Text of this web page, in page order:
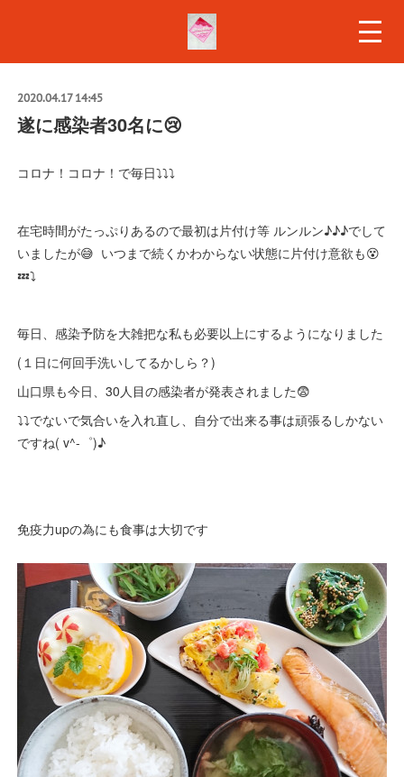
2020.04.17 14:45
遂に感染者30名に😢
コロナ！コロナ！で毎日⤵️⤵️⤵️
在宅時間がたっぷりあるので最初は片付け等 ルンルン♪♪♪でして
いましたが😅 いつまで続くかわからない状態に片付け意欲も😵
💤⤵️
毎日、感染予防を大雑把な私も必要以上にするようになりました
(１日に何回手洗いしてるかしら？)
山口県も今日、30人目の感染者が発表されました😨
⤵️⤵️でないで気合いを入れ直し、自分で出来る事は頑張るしかない
ですね( v^-゜)♪
免疫力upの為にも食事は大切です